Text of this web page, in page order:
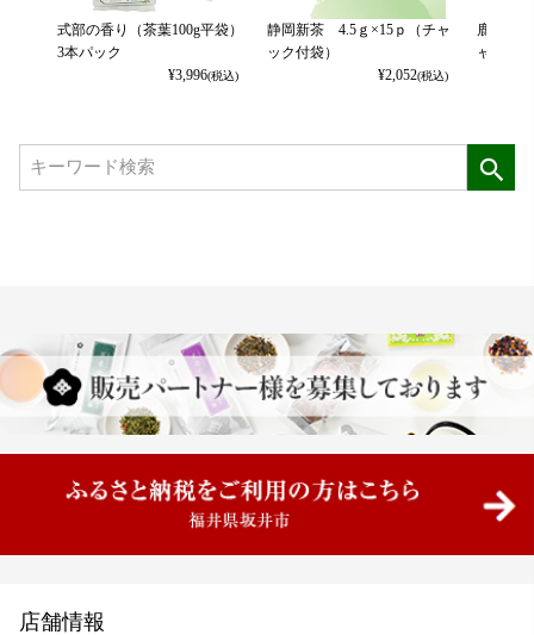
式部の香り（茶葉100g平袋）
3本パック
¥3,996(税込)
静岡新茶 4.5ｇ×15ｐ（チャ
ック付袋）
¥2,052(税込)
鹿児島
ャック
店舗情報